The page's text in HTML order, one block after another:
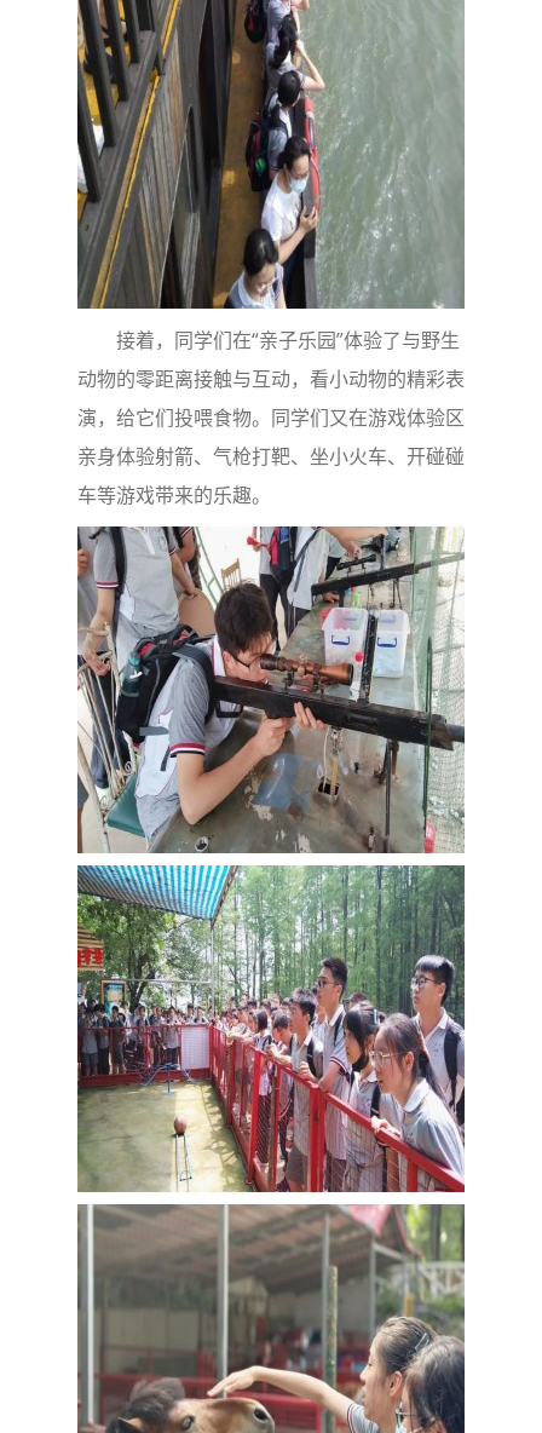
接着，同学们在“亲子乐园”体验了与野生
动物的零距离接触与互动，看小动物的精彩表
演，给它们投喂食物。同学们又在游戏体验区
亲身体验射箭、气枪打靶、坐小火车、开碰碰
车等游戏带来的乐趣。